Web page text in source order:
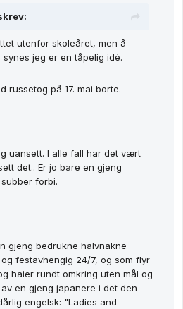
utenfor skoleåret, men å
jeg er en tåpelig idé.
russetog på 17. mai borte.
uansett. I alle fall har det vært
det.. Er jo bare en gjeng
forbi.
gjeng bedrukne halvnakne
festavhengig 24/7, og som flyr
haier rundt omkring uten mål og
en gjeng japanere i det den
engelsk: "Ladies and